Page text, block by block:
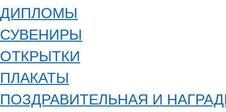
ДИПЛОМЫ
СУВЕНИРЫ
ОТКРЫТКИ
ПЛАКАТЫ
ПОЗДРАВИТЕЛЬНАЯ И